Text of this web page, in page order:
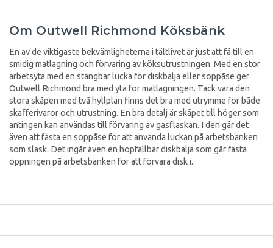
Om Outwell Richmond Köksbänk
En av de viktigaste bekvämligheterna i tältlivet är just att få till en
smidig matlagning och förvaring av köksutrustningen. Med en stor
arbetsyta med en stängbar lucka för diskbalja eller soppåse ger
Outwell Richmond bra med yta för matlagningen. Tack vara den
stora skåpen med två hyllplan finns det bra med utrymme för både
skafferivaror och utrustning. En bra detalj är skåpet till höger som
antingen kan användas till förvaring av gasflaskan. I den går det
även att fästa en soppåse för att använda luckan på arbetsbänken
som slask. Det ingår även en hopfällbar diskbalja som går fästa
öppningen på arbetsbänken för att förvara disk i.